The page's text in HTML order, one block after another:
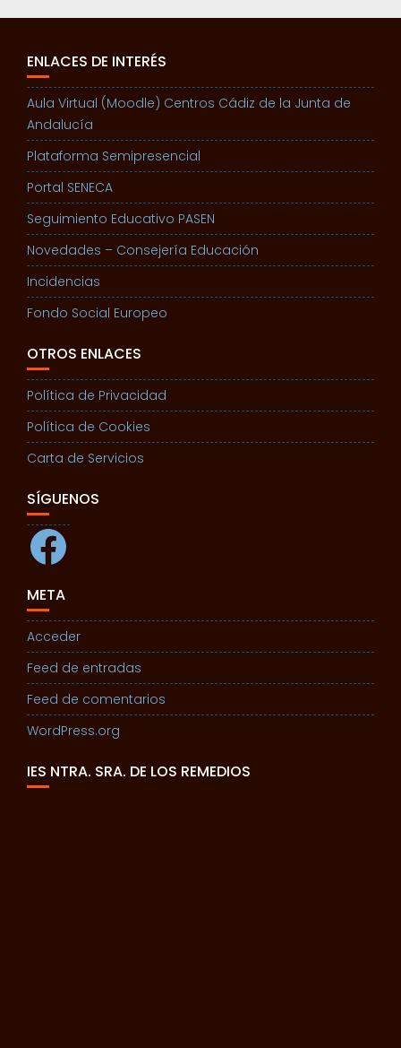
ENLACES DE INTERÉS
Aula Virtual (Moodle) Centros Cádiz de la Junta de
Andalucía
Plataforma Semipresencial
Portal SENECA
Seguimiento Educativo PASEN
Novedades – Consejería Educación
Incidencias
Fondo Social Europeo
OTROS ENLACES
Política de Privacidad
Política de Cookies
Carta de Servicios
SÍGUENOS
Facebook
META
Acceder
Feed de entradas
Feed de comentarios
WordPress.org
IES NTRA. SRA. DE LOS REMEDIOS